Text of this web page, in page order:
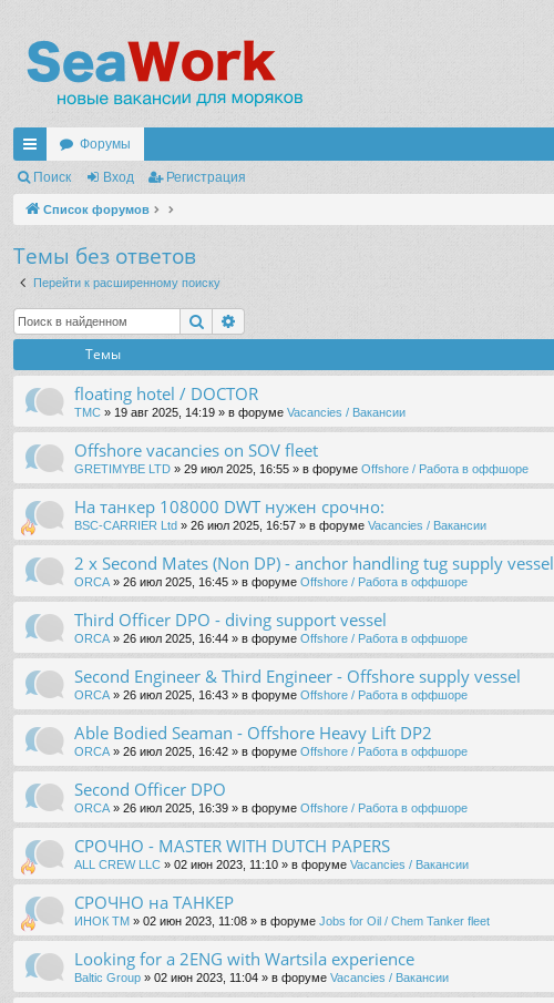
с
ы
и
Форумы
Поиск Вход Регистрация
Список форумов
Темы без ответов
Перейти к расширенному поиску
Поиск
Темы
floating hotel / DOCTOR
TMC » 19 авг 2025, 14:19 » в форуме Vacancies / Вакансии
Offshore vacancies on SOV fleet
GRETIMYBE LTD » 29 июл 2025, 16:55 » в форуме Offshore / Работа в оффшоре
На танкер 108000 DWT нужен срочно:
BSC-CARRIER Ltd » 26 июл 2025, 16:57 » в форуме Vacancies / Вакансии
2 x Second Mates (Non DP) - anchor handling tug supply vessel
ORCA» 26 июл 2025, 16:45 » в форуме Offshore / Работа в оффшоре
Third Officer DPO - diving support vessel
ORCA» 26 июл 2025, 16:44 » в форуме Offshore / Работа в оффшоре
Second Engineer & Third Engineer - Offshore supply vessel
ORCA» 26 июл 2025, 16:43 » в форуме Offshore / Работа в оффшоре
Able Bodied Seaman - Offshore Heavy Lift DP2
ORCA» 26 июл 2025, 16:42 » в форуме Offshore / Работа в оффшоре
Second Officer DPO
ORCA» 26 июл 2025, 16:39 » в форуме Offshore / Работа в оффшоре
СРОЧНО - MASTER WITH DUTCH PAPERS
ALL CREW LLC » 02 июн 2023, 11:10 » в форуме Vacancies / Вакансии
СРОЧНО на ТАНКЕР
ИНОК ТМ » 02 июн 2023, 11:08 » в форуме Jobs for Oil / Chem Tanker fleet
Looking for a 2ENG with Wartsila experience
Baltic Group » 02 июн 2023, 11:04 » в форуме Vacancies / Вакансии